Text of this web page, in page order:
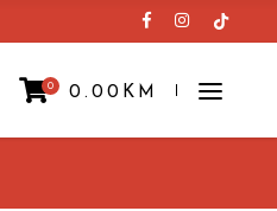
0 0.00 KM